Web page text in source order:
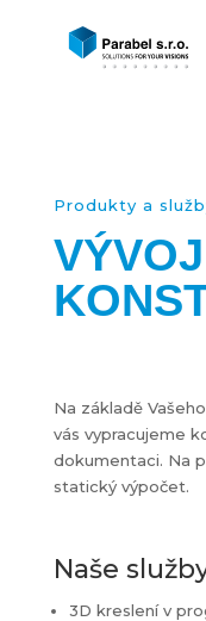
Produkty a
Na základě
vás vypracujeme
dokumentaci. Na
statický výpočet.
Naše
3D kreslení v